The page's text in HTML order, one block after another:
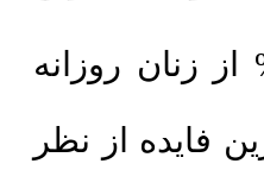
مربوط به پنیر بود. ۷۸/۱ % از زنان روزانه
فایده از نظر